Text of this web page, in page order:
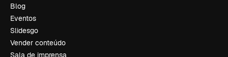
Blog
Eventos
Slidesgo
Vender conteúdo
Sala de imprensa